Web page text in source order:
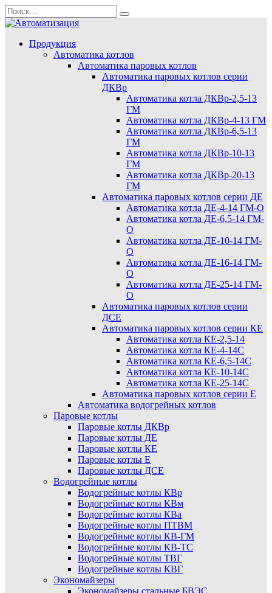
Перейти
к
Search
for:
Продукция
Автоматика котлов
Автоматика паровых котлов
Автоматика паровых котлов серии
ДКВр
Автоматика котла ДКВр-2,5-13
ГМ
Автоматика котла ДКВр-4-13 ГМ
Автоматика котла ДКВр-6,5-13
ГМ
Автоматика котла ДКВр-10-13
ГМ
Автоматика котла ДКВр-20-13
ГМ
Автоматика паровых котлов серии ДЕ
Автоматика котла ДЕ-4-14 ГМ-О
Автоматика котла ДЕ-6,5-14 ГМ-
О
Автоматика котла ДЕ-10-14 ГМ-
О
Автоматика котла ДЕ-16-14 ГМ-
О
Автоматика котла ДЕ-25-14 ГМ-
О
Автоматика паровых котлов серии
ДСЕ
Автоматика паровых котлов серии КЕ
Автоматика котла КЕ-2,5-14
Автоматика котла КЕ-4-14С
Автоматика котла КЕ-6,5-14С
Автоматика котла КЕ-10-14С
Автоматика котла КЕ-25-14С
Автоматика паровых котлов серии Е
Автоматика водогрейных котлов
Паровые котлы
Паровые котлы ДКВр
Паровые котлы ДЕ
Паровые котлы КЕ
Паровые котлы Е
Паровые котлы ДСЕ
Водогрейные котлы
Водогрейные котлы КВр
Водогрейные котлы КВм
Водогрейные котлы КВа
Водогрейные котлы ПТВМ
Водогрейные котлы КВ-ГМ
Водогрейные котлы КВ-ТС
Водогрейные котлы ТВГ
Водогрейные котлы КВГ
Экономайзеры
Экономайзеры стальные БВЭС